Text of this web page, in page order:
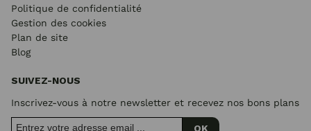
Politique de confidentialité
Gestion des cookies
Plan de site
Blog
SUIVEZ-NOUS
Inscrivez-vous à notre newsletter et recevez nos bons plans
OK